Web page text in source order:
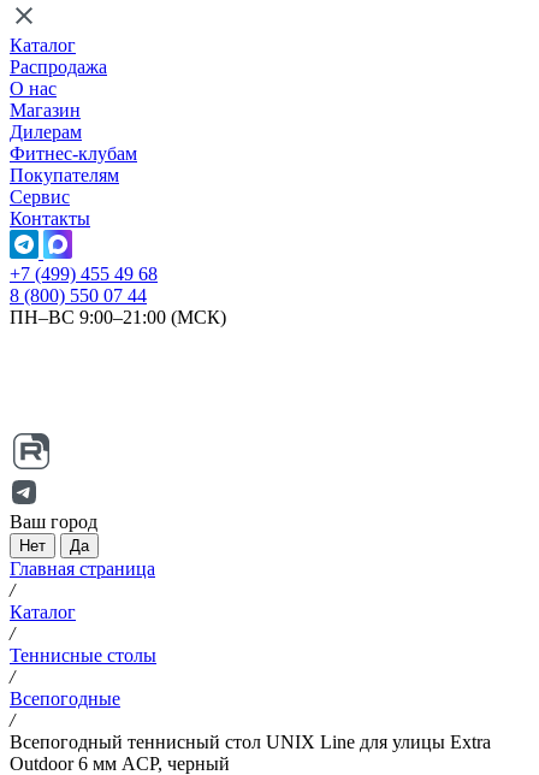
Каталог
Распродажа
О нас
Магазин
Дилерам
Фитнес-клубам
Покупателям
Сервис
Контакты
+7 (499) 455 49 68
8 (800) 550 07 44
ПН–ВС 9:00–21:00 (МСК)
Ваш город
Нет Да
Главная страница
/
Каталог
/
Теннисные столы
/
Всепогодные
/
Всепогодный теннисный стол UNIX Line для улицы Extra
Outdoor 6 мм ACP, черный